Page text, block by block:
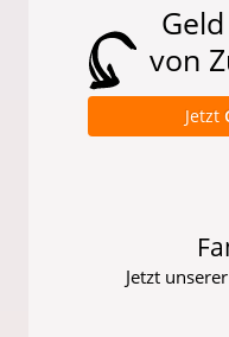
von
Jetzt
Jetzt